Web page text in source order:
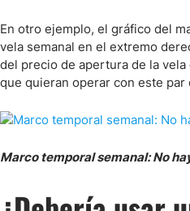
En otro ejemplo, el gráfico del
vela semanal en el extremo
del precio de apertura de la vela
que quieran operar con este
Marco temporal semanal: No